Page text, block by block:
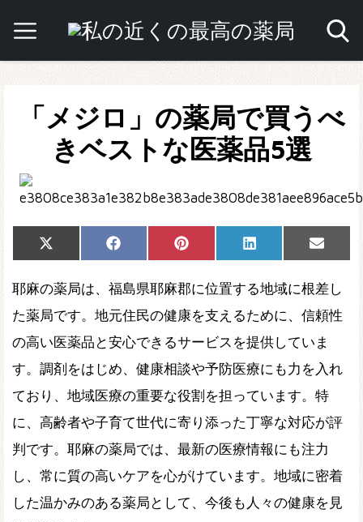
「メジロ」の薬局で買うべ
きベストな医薬品5選
Share
on
X
(Twitter)
Share
on
Facebook Share
on
Pinterest Share
on
LinkedIn
Share
on
Email
耶麻の薬局は、福島県耶麻郡に位置する地域に根差し
た薬局です。地元住民の健康を支えるために、信頼性
の高い医薬品と安心できるサービスを提供していま
す。調剤をはじめ、健康相談や予防医療にも力を入れ
ており、地域医療の重要な役割を担っています。特
に、高齢者や子育て世代に寄り添った丁寧な対応が評
判です。耶麻の薬局では、最新の医療情報にも注力
し、常に質の高いケアを心がけています。地域に密着
した温かみのある薬局として、今後も人々の健康を見